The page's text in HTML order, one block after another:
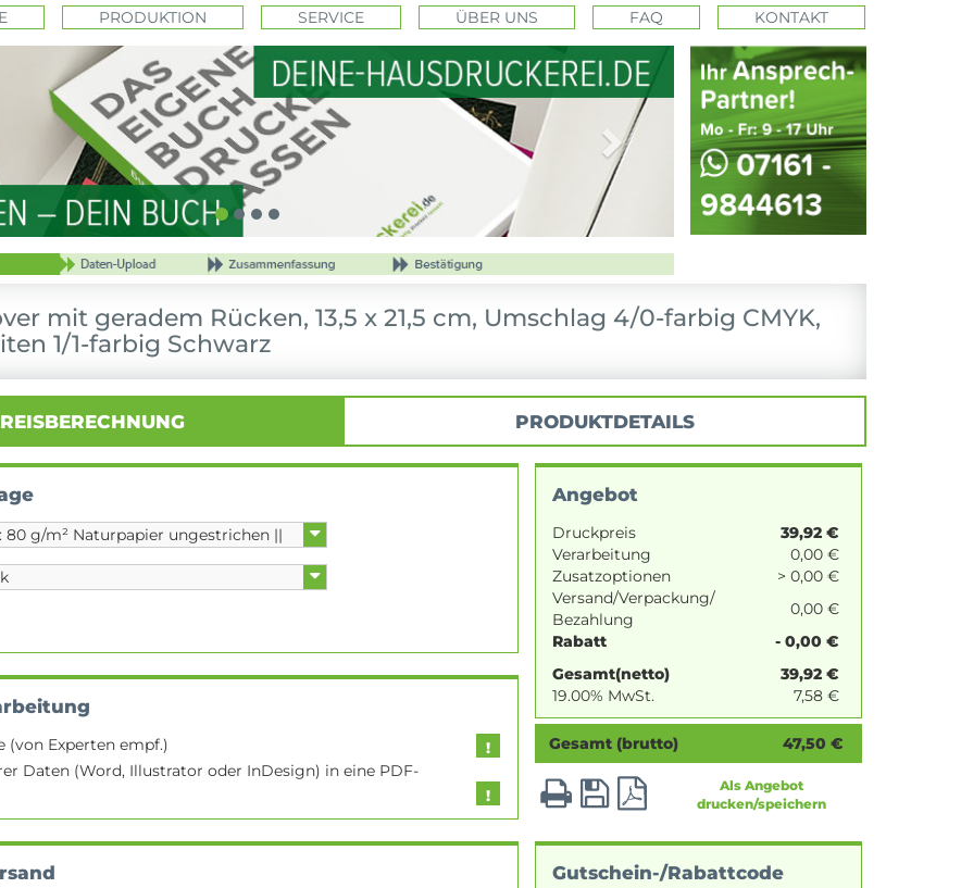
PRODUKTION SERVICE ÜBER UNS FAQ KONTAKT
Next
mit geradem Rücken, 13,5 x 21,5 cm, Umschlag 4/0-farbig CMYK,
1/1-farbig Schwarz
PRODUKTDETAILS
Experten empf.)
Daten (Word, Illustrator oder InDesign) in eine PDF-
Angebot
Druckpreis 39,92€
Verarbeitung
0,00 €
Zusatzoptionen
> 0,00 €
Versand/Verpackung/
Bezahlung
0,00 €
Rabatt
- 0,00 €
Gesamt(netto)
39,92€
19.00% MwSt.
7,58€
Gesamt (brutto) 47,50 €
Als Angebot
drucken/speichern
Gutschein-/Rabattcode